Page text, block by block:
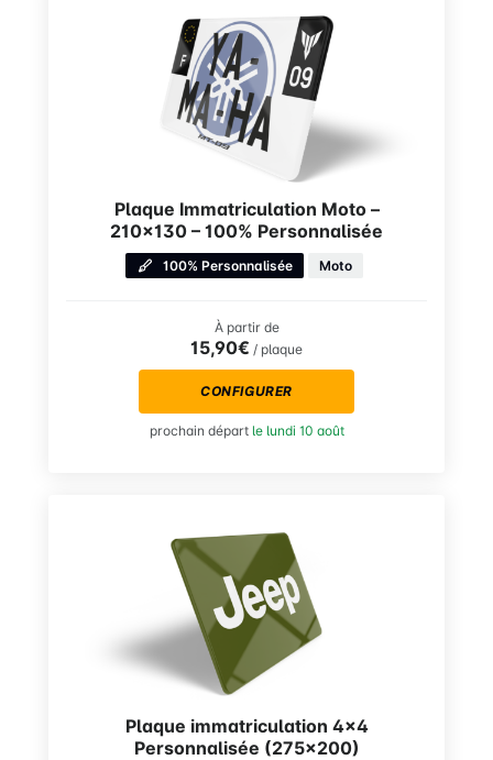
Plaque Immatriculation Moto –
210×130 – 100% Personnalisée
100% Personnalisée Moto
À partir de
15,90€ / plaque
CONFIGURER
prochain départ le lundi 10 août
Plaque immatriculation 4×4
Personnalisée (275×200)